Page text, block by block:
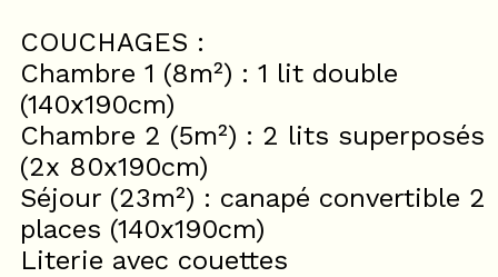
COUCHAGES :
Chambre 1 (8m²) : 1 lit double
(140x190cm)
Chambre 2 (5m²) : 2 lits superposés
(2x 80x190cm)
Séjour (23m²) : canapé convertible 2
places (140x190cm)
Literie avec couettes